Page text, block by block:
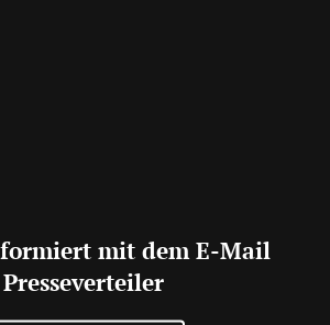
mit dem E-Mail
Presseverteiler